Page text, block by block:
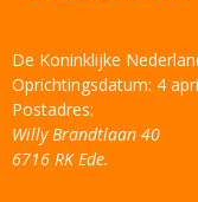
De Koninklijke
Oprichtingsdatum: 4
Postadres:
Willy Brandtlaan 40
6716 RK Ede.